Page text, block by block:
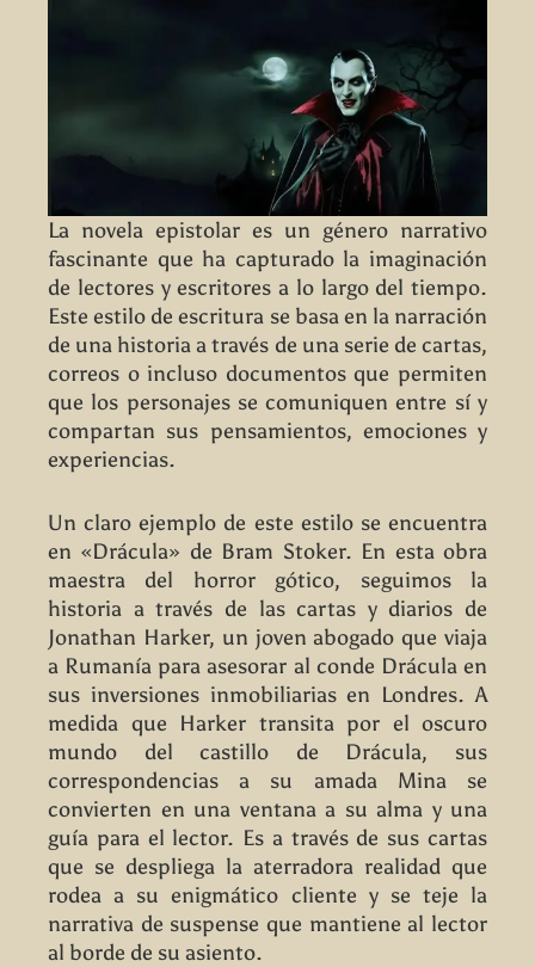
La novela epistolar es un género narrativo
fascinante que ha capturado la imaginación
de lectores y escritores a lo largo del tiempo.
Este estilo de escritura se basa en la narración
de una historia a través de una serie de cartas,
correos o incluso documentos que permiten
que los personajes se comuniquen entre sí y
compartan sus pensamientos, emociones y
experiencias.
Un claro ejemplo de este estilo se encuentra
en «Drácula» de Bram Stoker. En esta obra
maestra del horror gótico, seguimos la
historia a través de las cartas y diarios de
Jonathan Harker, un joven abogado que viaja
a Rumanía para asesorar al conde Drácula en
sus inversiones inmobiliarias en Londres. A
medida que Harker transita por el oscuro
mundo del castillo de Drácula, sus
correspondencias a su amada Mina se
convierten en una ventana a su alma y una
guía para el lector. Es a través de sus cartas
que se despliega la aterradora realidad que
rodea a su enigmático cliente y se teje la
narrativa de suspense que mantiene al lector
al borde de su asiento.